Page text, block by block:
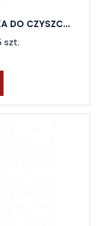
DO CZYSZC...
szt.